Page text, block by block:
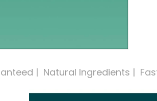
|  Natural Ingredients |